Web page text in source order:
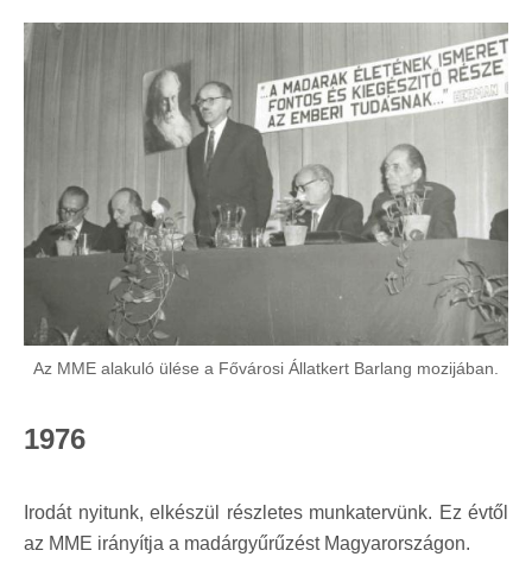
Az MME alakuló ülése a Fővárosi Állatkert Barlang mozijában.
1976
Irodát nyitunk, elkészül részletes munkatervünk. Ez évtől
az MME irányítja a madárgyűrűzést Magyarországon.